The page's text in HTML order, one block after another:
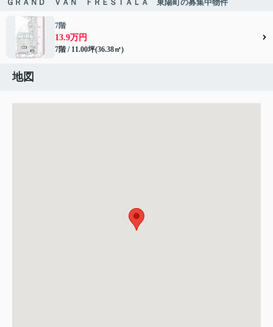
ＧＲＡＮＤ ＶＡＮ ＦＲＥＳＴＡＬＡ 東陽町の募集中物件
7階
13.9万円
7階 / 11.00坪(36.38㎡)
地図